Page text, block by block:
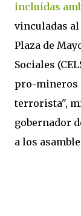
incluidas
vinculadas
Plaza de
Sociales
pro-mineros
terrorista",
gobernador
a los